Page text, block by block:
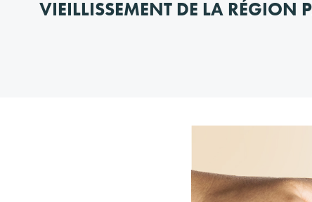
VIEILLISSEMENT DE LA RÉGION